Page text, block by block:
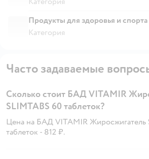
Продукты для здоровья и спорта
Категория
Часто задаваемые
Сколько стоит БАД VITAMIR
SLIMTABS 60 таблеток?
Цена на БАД VITAMIR Жиросжигатель
таблеток - 812 ₽.